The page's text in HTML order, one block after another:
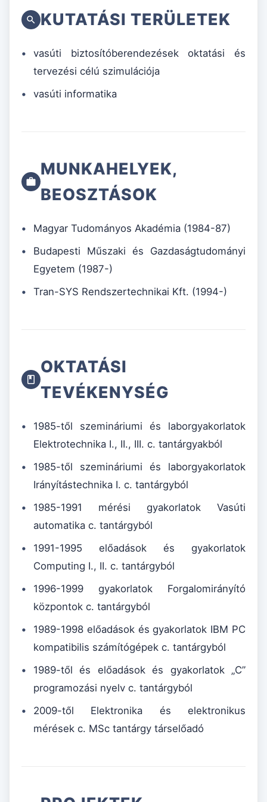
KUTATÁSI TERÜLETEK
vasúti biztosítóberendezések oktatási és
tervezési célú szimulációja
vasúti informatika
MUNKAHELYEK,
BEOSZTÁSOK
Magyar Tudományos Akadémia (1984-87)
Budapesti Műszaki és Gazdaságtudományi
Egyetem (1987-)
Tran-SYS Rendszertechnikai Kft. (1994-)
OKTATÁSI
TEVÉKENYSÉG
1985-től szemináriumi és laborgyakorlatok
Elektrotechnika I., II., III. c. tantárgyakból
1985-től szemináriumi és laborgyakorlatok
Irányítástechnika I. c. tantárgyból
1985-1991 mérési gyakorlatok Vasúti
automatika c. tantárgyból
1991-1995 előadások és gyakorlatok
Computing I., II. c. tantárgyból
1996-1999 gyakorlatok Forgalomirányító
központok c. tantárgyból
1989-1998 előadások és gyakorlatok IBM PC
kompatibilis számítógépek c. tantárgyból
1989-től és előadások és gyakorlatok „C”
programozási nyelv c. tantárgyból
2009-től Elektronika és elektronikus
mérések c. MSc tantárgy társelőadó